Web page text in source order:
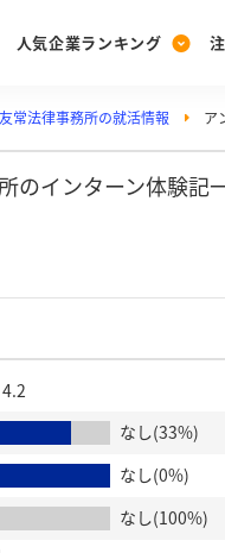
[27
人気企業ランキング
る
み
業界・企業研究
常法律事務所の就活情報 ア
のインターン体験記
4.2
なし(33%)
なし(0%)
なし(100%)